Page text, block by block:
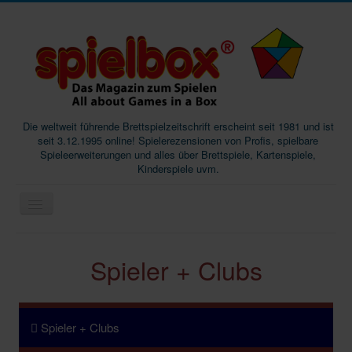
Die weltweit führende Brettspielzeitschrift erscheint seit 1981 und ist
seit 3.12.1995 online! Spielerezensionen von Profis, spielbare
Spieleerweiterungen und alles über Brettspiele, Kartenspiele,
Kinderspiele uvm.
Podcast
Spieler + Clubs
Spieler + Clubs